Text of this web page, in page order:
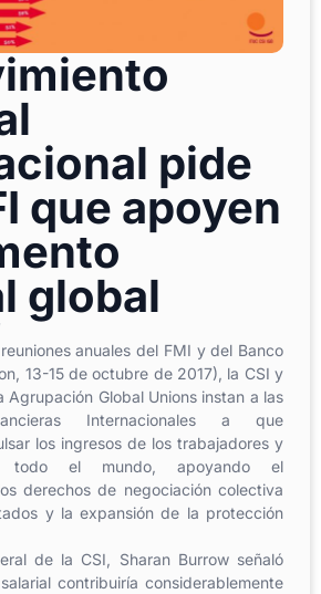
pide
que apoyen
global
anuales del FMI y del Banco
13-15 de octubre de 2017), la CSI y
Agrupación Global Unions instan a las
Internacionales a que
los ingresos de los trabajadores y
todo el mundo, apoyando el
derechos de negociación colectiva
y la expansión de la protección
de la CSI, Sharan Burrow señaló
contribuiría considerablemente